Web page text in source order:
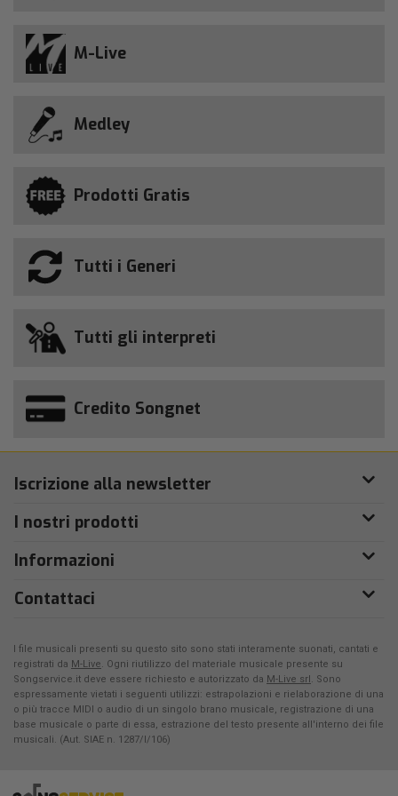
M-Live
Medley
Prodotti Gratis
Tutti i Generi
Tutti gli interpreti
Credito Songnet
Iscrizione alla newsletter
I nostri prodotti
Informazioni
Contattaci
I file musicali presenti su questo sito sono stati interamente suonati, cantati e
registrati da M-Live. Ogni riutilizzo del materiale musicale presente su
Songservice.it deve essere richiesto e autorizzato da M-Live srl. Sono
espressamente vietati i seguenti utilizzi: estrapolazioni e rielaborazione di una
o più tracce MIDI o audio di un singolo brano musicale, registrazione di una
base musicale o parte di essa, estrazione del testo presente all'interno dei file
musicali. (Aut. SIAE n. 1287/I/106)